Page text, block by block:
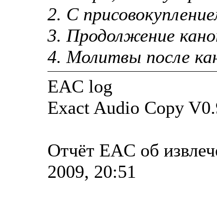
2. С
3. Продолжение
4. Молитвы после
EAC log
Exact Audio Copy
Отчёт EAC об
2009, 20:51